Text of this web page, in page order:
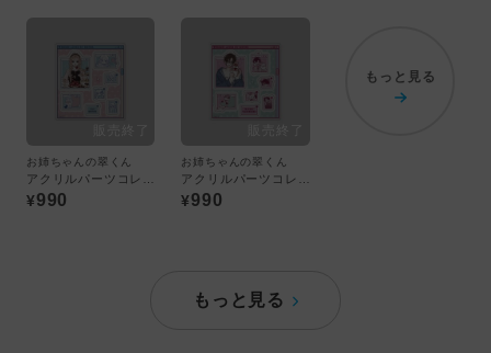
お姉ちゃんの翠くん
¥990
お姉ちゃんの翠くん
¥990
もっと見る
もっと見る